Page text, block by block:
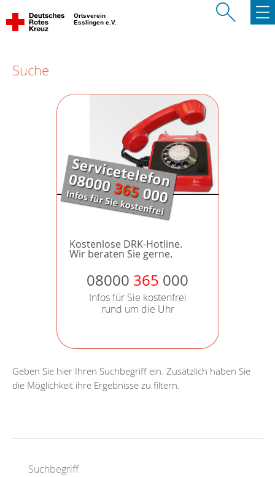
Ortsverein
Esslingen e.V.
Suche
Kostenlose DRK-Hotline.
Wir beraten Sie gerne.
08000 365 000
Infos für Sie kostenfrei
rund um die Uhr
Geben Sie hier Ihren Suchbegriff ein. Zusätzlich haben Sie
die Möglichkeit ihre Ergebnisse zu filtern.